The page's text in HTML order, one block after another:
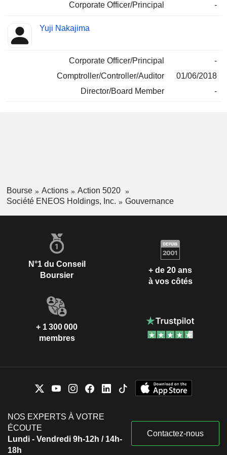
Corporate Officer/Principal -
Yuji Nakajima
Corporate Officer/Principal
-
Comptroller/Controller/Auditor
01/06/2018
Director/Board Member
-
Bourse Actions
Action 5020
Société ENEOS Holdings, Inc.
Gouvernance
N°1 du Conseil
Boursier
+ de 20 ans
à vos côtés
+ 1 300 000
membres
NOS EXPERTS À VOTRE
ÉCOUTE
Lundi - Vendredi 9h-12h / 14h-
18h
Contactez-nous